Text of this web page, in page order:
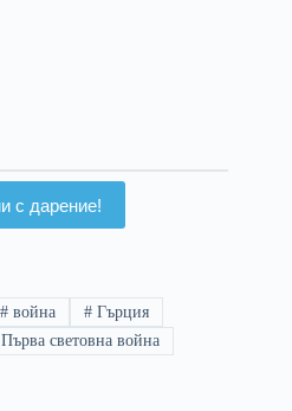
с дарение!
# война # Гърция
Първа световна война